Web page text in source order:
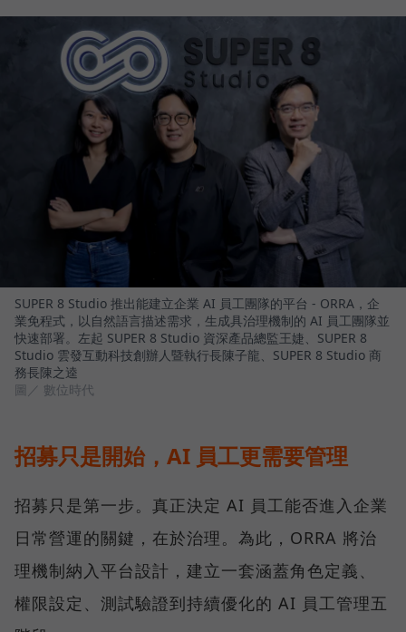
SUPER 8 Studio 推出能建立企業 AI 員工團隊的平台 - ORRA，企
業免程式，以自然語言描述需求，生成具治理機制的 AI 員工團隊並
快速部署。左起 SUPER 8 Studio 資深產品總監王婕、SUPER 8
Studio 雲發互動科技創辦人暨執行長陳子龍、SUPER 8 Studio 商
務長陳之逵
圖／ 數位時代
招募只是開始，AI 員工更需要管理
招募只是第一步。真正決定 AI 員工能否進入企業
日常營運的關鍵，在於治理。為此，ORRA 將治
理機制納入平台設計，建立一套涵蓋角色定義、
權限設定、測試驗證到持續優化的 AI 員工管理五